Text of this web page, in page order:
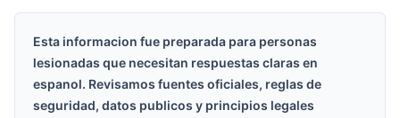
Esta informacion fue preparada para personas
lesionadas que necesitan respuestas claras en
espanol. Revisamos fuentes oficiales, reglas de
seguridad, datos publicos y principios legales